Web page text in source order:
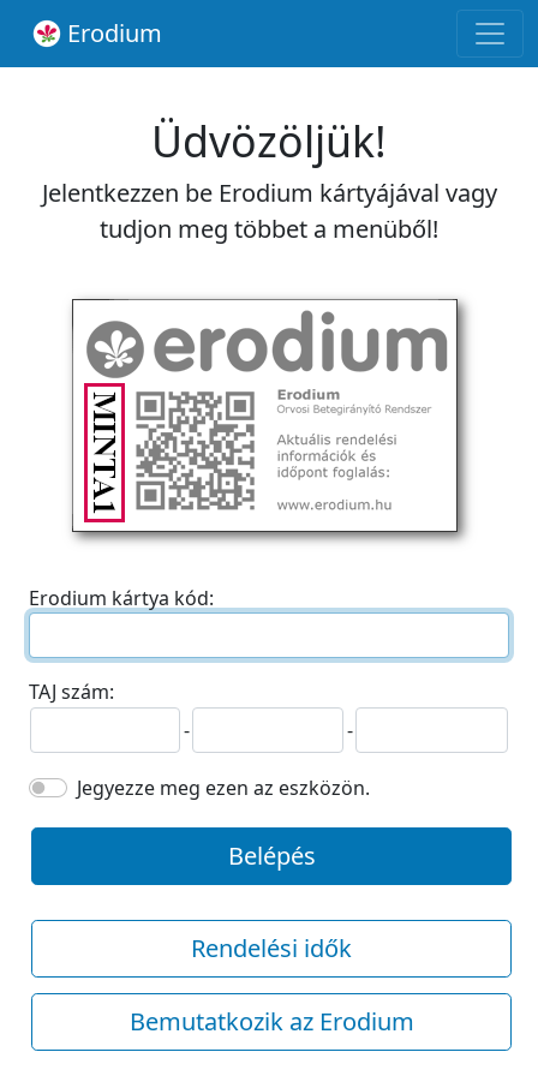
Erodium
Üdvözöljük!
Jelentkezzen be Erodium kártyájával vagy
tudjon meg többet a menüből!
Erodium kártya kód:
TAJ szám:
-
-
Jegyezze meg ezen az eszközön.
Belépés
Rendelési idők
Bemutatkozik az Erodium